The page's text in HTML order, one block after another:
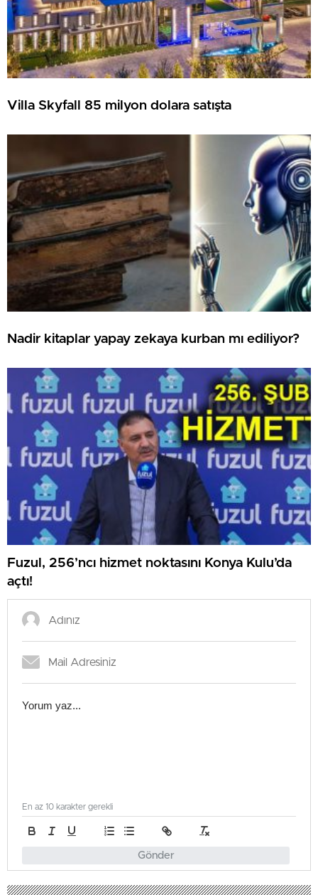
Villa Skyfall 85 milyon dolara satışta
Nadir kitaplar yapay zekaya kurban mı ediliyor?
Fuzul, 256’ncı hizmet noktasını Konya Kulu’da
açtı!
Gönder
En az 10 karakter gerekli